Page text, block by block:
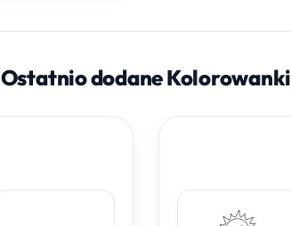
Ostatnio dodane Kolorowanki